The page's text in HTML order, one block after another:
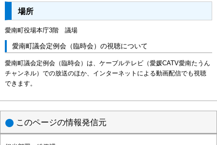
場所
愛南町役場本庁3階 議場
愛南町議会定例会（臨時会）の視聴について
愛南町議会定例会（臨時会）は、ケーブルテレビ（愛媛CATV愛南たうん
チャンネル）での放送のほか、インターネットによる動画配信でも視聴
できます。
このページの情報発信元